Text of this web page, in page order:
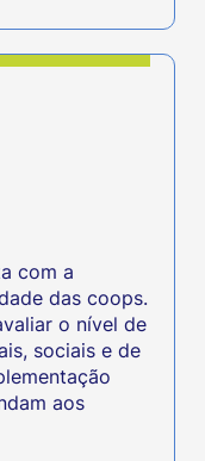
com a
das coops.
o nível de
sociais e de
aos